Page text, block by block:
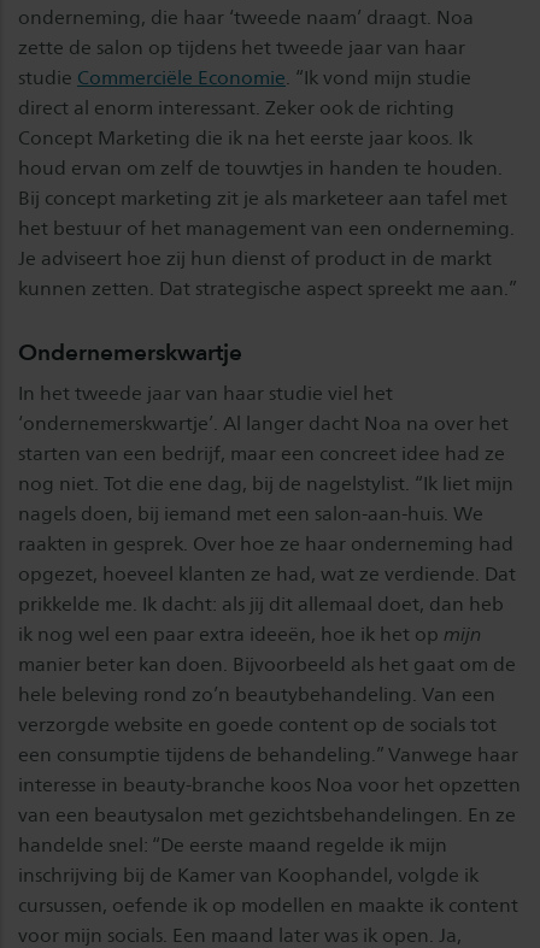
onderneming, die haar ‘tweede naam’ draagt. Noa
zette de salon op tijdens het tweede jaar van haar
studie Commerciële Economie. “Ik vond mijn studie
direct al enorm interessant. Zeker ook de richting
Concept Marketing die ik na het eerste jaar koos. Ik
houd ervan om zelf de touwtjes in handen te houden.
Bij concept marketing zit je als marketeer aan tafel met
het bestuur of het management van een onderneming.
Je adviseert hoe zij hun dienst of product in de markt
kunnen zetten. Dat strategische aspect spreekt me aan.”
Ondernemerskwartje
In het tweede jaar van haar studie viel het
‘ondernemerskwartje’. Al langer dacht Noa na over het
starten van een bedrijf, maar een concreet idee had ze
nog niet. Tot die ene dag, bij de nagelstylist. “Ik liet mijn
nagels doen, bij iemand met een salon-aan-huis. We
raakten in gesprek. Over hoe ze haar onderneming had
opgezet, hoeveel klanten ze had, wat ze verdiende. Dat
prikkelde me. Ik dacht: als jij dit allemaal doet, dan heb
ik nog wel een paar extra ideeën, hoe ik het op mijn
manier beter kan doen. Bijvoorbeeld als het gaat om de
hele beleving rond zo’n beautybehandeling. Van een
verzorgde website en goede content op de socials tot
een consumptie tijdens de behandeling.” Vanwege haar
interesse in beauty-branche koos Noa voor het opzetten
van een beautysalon met gezichtsbehandelingen. En ze
handelde snel: “De eerste maand regelde ik mijn
inschrijving bij de Kamer van Koophandel, volgde ik
cursussen, oefende ik op modellen en maakte ik content
voor mijn socials. Een maand later was ik open. Ja,